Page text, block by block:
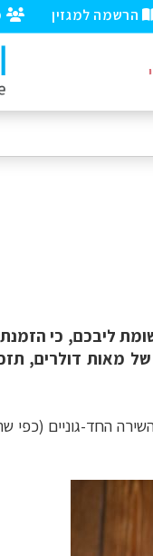
הרשמה למגזין
ליבכם, כי
עם גיישה תזכו לבידור קבוצתי (20-3 איש) בן
החד-גוניים (כפי